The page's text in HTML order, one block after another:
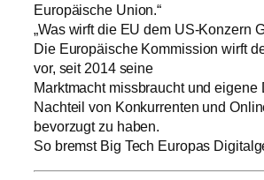
Europäische Union.“
„Was wirft die EU dem US-Konzern
Die Europäische Kommission wirft
vor, seit 2014 seine
Marktmacht missbraucht und eigene
Nachteil von Konkurrenten und
bevorzugt zu haben.
So bremst Big Tech Europas